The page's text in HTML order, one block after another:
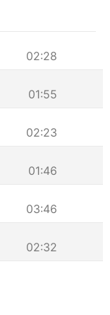
02:28
01:55
02:23
01:46
03:46
02:32